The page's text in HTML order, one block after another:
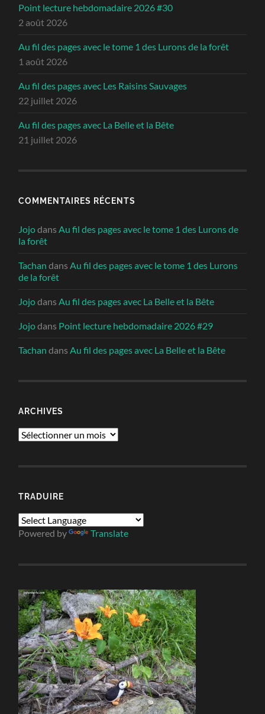
Point lecture hebdomadaire 2026 #30
2 août 2026
Au fil des pages avec le tome 1 des Lurons de la forêt
1 août 2026
Au fil des pages avec Les Raisins Sauvages
22 juillet 2026
Au fil des pages avec La Belle et la Bête
21 juillet 2026
COMMENTAIRES RÉCENTS
Jojodans Au fil des pages avec le tome 1 des Lurons de
la forêt
Tachan dans Au fil des pages avec le tome 1 des Lurons
de la forêt
Jojodans Au fil des pages avec La Belle et la Bête
Jojodans Point lecture hebdomadaire 2026 #29
Tachan dans Au fil des pages avec La Belle et la Bête
ARCHIVES
Archives
TRADUIRE
Powered by Translate